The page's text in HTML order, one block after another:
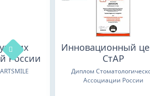
России
Инновационный
СтАР
Диплом
Ассоциации России